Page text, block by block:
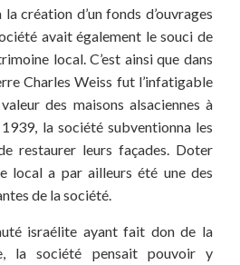
création d’un fonds d’ouvrages
avait également le souci de
local. C’est ainsi que dans
Charles Weiss fut l’infatigable
des maisons alsaciennes à
1939, la société subventionna les
restaurer leurs façades. Doter
local a par ailleurs été une des
de la société.
israélite ayant fait don de la
la société pensait pouvoir y